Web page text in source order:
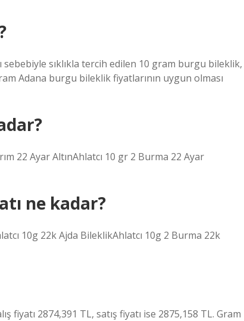
sebebiyle sıklıkla tercih edilen 10 gram burgu bileklik,
Adana burgu bileklik fiyatlarının uygun olması
22 Ayar AltınAhlatcı 10 gr 2 Burma 22 Ayar
ne kadar?
10g 22k Ajda BileklikAhlatcı 10g 2 Burma 22k
fiyatı 2874,391 TL, satış fiyatı ise 2875,158 TL. Gram